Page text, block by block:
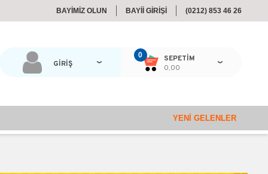
BAYİMİZ OLUN BAYİİ GİRİŞİ (0212) 853 46 26
0
SEPETIM
0,00
GİRİŞ
YENI GELENLER